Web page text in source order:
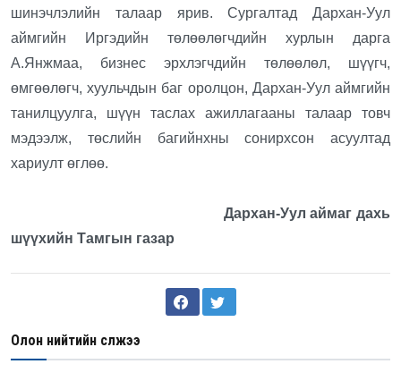
шинэчлэлийн талаар ярив. Сургалтад Дархан-Уул
аймгийн Иргэдийн төлөөлөгчдийн хурлын дарга
А.Янжмаа, бизнес эрхлэгчдийн төлөөлөл, шүүгч,
өмгөөлөгч, хуульчдын баг оролцон, Дархан-Уул аймгийн
танилцуулга, шүүн таслах ажиллагааны талаар товч
мэдээлж, төслийн багийнхны сонирхсон асуултад
хариулт өглөө.
Дархан-Уул аймаг дахь
шүүхийн Тамгын газар
Олон нийтийн сүлжээ